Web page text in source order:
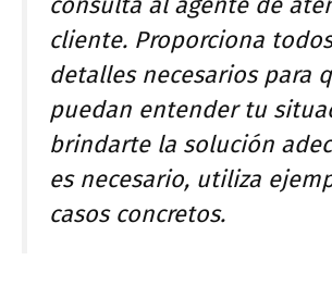
consulta al agente de
cliente. Proporciona
detalles necesarios para
puedan entender tu
brindarte la solución
es necesario, utiliza
casos concretos.